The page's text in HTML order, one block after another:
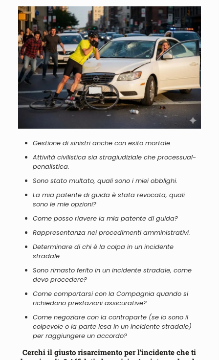
Gestione di sinistri anche con esito mortale.
Attività civilistica siastragiudiziale che processual-
penalistica.
Sono stato multato, quali sono i miei obblighi.
La mia patente di guida è stata revocata, quali
sono le mie opzioni?
Come posso riavere la mia patente di guida?
Rappresentanza nei procedimenti amministrativi.
Determinare di chi è la colpa in un incidente
stradale.
Sono rimasto ferito in un incidente stradale, come
devo procedere?
Come comportarsi con la Compagnia quando si
richiedono prestazioni assicurative?
Come negoziare con la controparte (se io sono il
colpevole o la parte lesa in un incidente stradale)
per raggiungere un accordo?
Cerchi il giusto risarcimento per l’incidente che ti